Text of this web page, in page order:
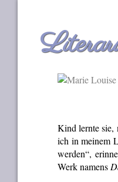
Kind lernte sie,
ich in meinem
werden“,
Werk namens